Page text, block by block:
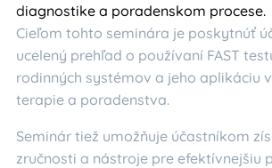
diagnostike a poradenskom procese.
Cieľom tohto seminára je poskytnúť
ucelený prehľad o používaní FAST
rodinných systémov a jeho aplikáciu
terapie a poradenstva.
Seminár tiež umožňuje účastníkom
zručnosti a nástroje pre efektívnejšiu